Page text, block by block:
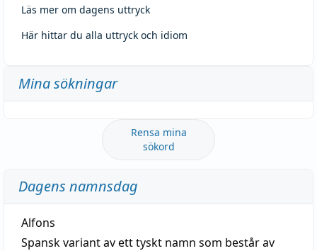
Läs mer om dagens uttryck
Här hittar du alla uttryck och idiom
Mina sökningar
Rensa mina
sökord
Dagens namnsdag
Alfons
Spansk variant av ett tyskt namn som består av